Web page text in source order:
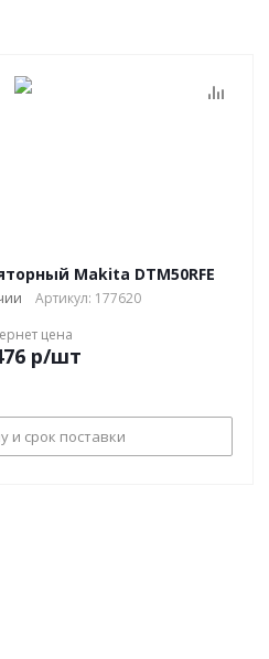
Makita DTM50RFE
Артикул: 177620
цена
р/шт
и срок поставки